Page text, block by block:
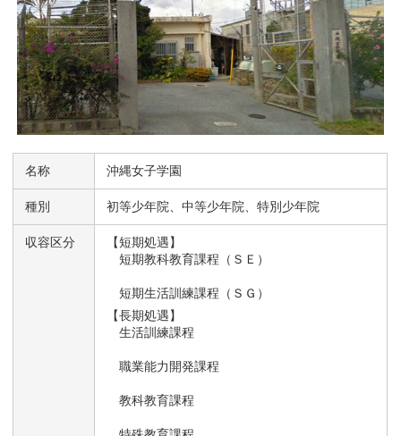
名称 沖縄女子学園
種別 初等少年院、中等少年院、特別少年院
収容区分
【短期処遇】
短期教科教育課程（ＳＥ）
短期生活訓練課程（ＳＧ）
【長期処遇】
生活訓練課程
職業能力開発課程
教科教育課程